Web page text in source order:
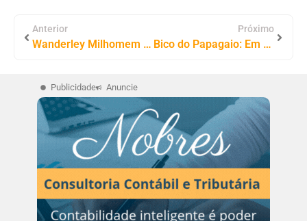
Anterior
Wanderley Milhomem desponta como liderança promissora para a Assembleia Legislativa do Tocantins nas eleições de 2026
Próximo
Bico do Papagaio: Em encontro com vereadores, Dorinha reforça que políticas públicas sólidas começam na base
Publicidade Anuncie